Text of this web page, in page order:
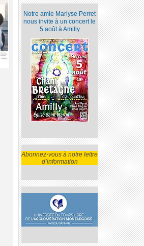
Notre amie Marlyse Perret
nous invite à un concert le
5 août à Amilly
Abonnez-vous à notre lettre
d’information